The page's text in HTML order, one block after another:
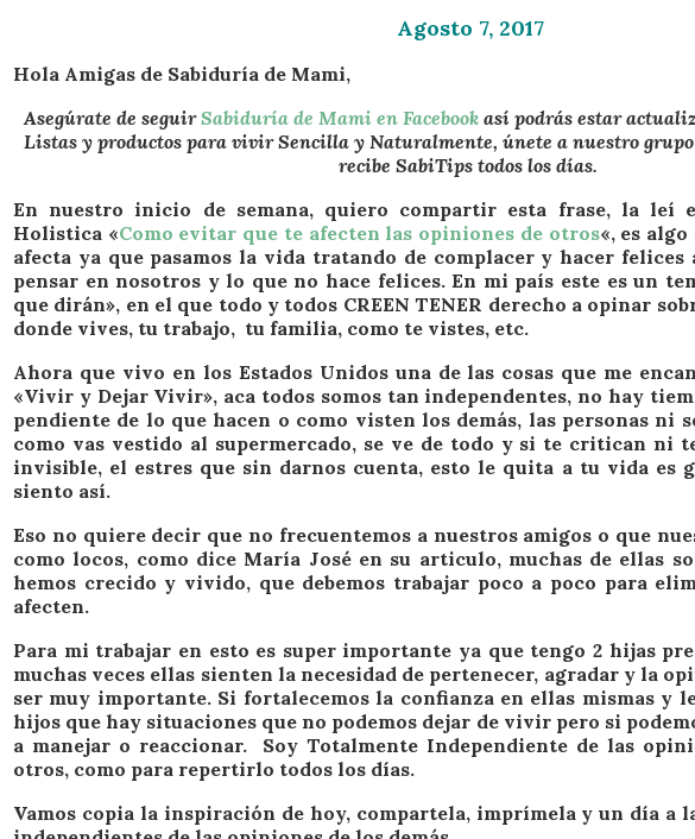
Agosto 7, 2017
Hola Amigas de Sabiduría de Mami,
Asegúrate de seguirSabiduría de Mami en Facebook así podrás estar
Listas y productos para vivir Sencilla y Naturalmente, únete a nuestro grupo
recibe SabiTips todos los días.
En nuestro inicio de semana, quiero compartir esta frase, la leí
Holistica «Como evitar que te afecten las opiniones de otros«, es
afecta ya que pasamos la vida tratando de complacer y hacer felices
pensar en nosotros y lo que no hace felices. En mi país este es un
que dirán», en el que todo y todos CREEN TENER derecho a opinar
donde vives, tu trabajo, tu familia, como te vistes, etc.
Ahora que vivo en los Estados Unidos una de las cosas que me
«Vivir y Dejar Vivir», aca todos somos tan independentes, no hay
pendiente de lo que hacen o como visten los demás, las personas ni
como vas vestido al supermercado, se ve de todo y si te critican ni
invisible, el estres que sin darnos cuenta, esto le quita a tu vida es
siento así.
Eso no quiere decir que no frecuentemos a nuestros amigos o que
como locos, como dice María José en su articulo, muchas de ellas
hemos crecido y vivido, que debemos trabajar poco a poco para
afecten.
Para mi trabajar en esto es super importante ya que tengo 2 hijas
muchas veces ellas sienten la necesidad de pertenecer, agradar y la
ser muy importante. Si fortalecemos la confianza en ellas mismas y
hijos que hay situaciones que no podemos dejar de vivir pero si
a manejar o reaccionar. Soy Totalmente Independiente de las
otros, como para repertirlo todos los días.
Vamos copia la inspiración de hoy, compartela, imprímela y un día a